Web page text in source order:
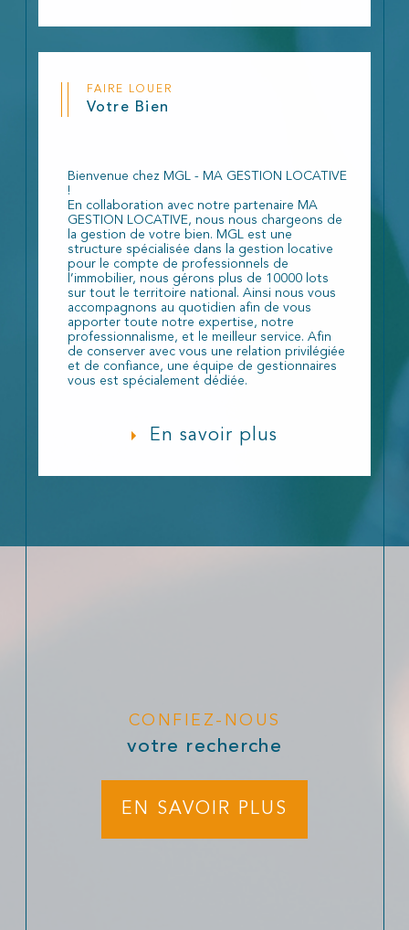
FAIRE LOUER
Votre Bien
Bienvenue chez MGL - MA GESTION LOCATIVE
!
En collaboration avec notre partenaire MA
GESTION LOCATIVE, nous nous chargeons de
la gestion de votre bien. MGL est une
structure spécialisée dans la gestion locative
pour le compte de professionnels de
l’immobilier, nous gérons plus de 10000 lots
sur tout le territoire national. Ainsi nous vous
accompagnons au quotidien afin de vous
apporter toute notre expertise, notre
professionnalisme, et le meilleur service. Afin
de conserver avec vous une relation privilégiée
et de confiance, une équipe de gestionnaires
vous est spécialement dédiée.
En savoir plus
CONFIEZ-NOUS
votre recherche
EN SAVOIR PLUS